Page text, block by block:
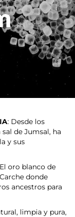
: Desde los
de Jumsal, ha
y sus
oro blanco de
donde
ancestros para
limpia y pura,